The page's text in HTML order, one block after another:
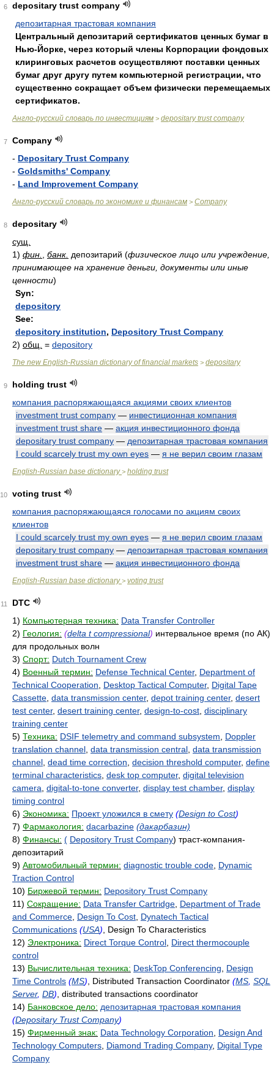
6
depositary trust company
депозитарная трастовая компания
Центральный депозитарий сертификатов ценных бумаг в
Нью-Йорке, через который члены Корпорации фондовых
клиринговых расчетов осуществляют поставки ценных
бумаг друг другу путем компьютерной регистрации, что
существенно сокращает объем физически перемещаемых
сертификатов.
Англо-русский словарь по инвестициям > depositary trust company
7
Company
- Depositary Trust Company
- Goldsmiths' Company
- Land Improvement Company
Англо-русский словарь по экономике и финансам > Company
8
depositary
сущ.
1) фин. банк. депозитарий (физическое лицо или учреждение,
принимающее на хранение деньги, документы или иные
ценности)
Syn:
depository
See:
depository institution, Depository Trust Company
2) общ. = depository
The new English-Russian dictionary of financial markets > depositary
9
holding trust
компания распоряжающаяся акциями своих клиентов
investment trust company — инвестиционная компания
investment trust share — акция инвестиционного фонда
depositary trust company — депозитарная трастовая компания
I could scarcely trust my own eyes — я не верил своим глазам
English-Russian base dictionary> holding trust
10
voting trust
компания распоряжающаяся голосами по акциям своих
клиентов
I could scarcely trust my own eyes — я не верил своим глазам
depositary trust company — депозитарная трастовая компания
investment trust share — акция инвестиционного фонда
English-Russian base dictionary> voting trust
11
DTC
1) Компьютерная техника: Data Transfer Controller
2) Геология: (delta t compressional) интервальное время (по АК)
для продольных волн
3) Спорт: Dutch Tournament Crew
4) Военный термин: Defense Technical Center, Department of
Technical Cooperation
Desktop Tactical Computer, Digital Tape
Cassette data transmission center, depot training center, desert
test center, desert training center, design-to-cost disciplinary
training center
5) Техника: DSIF telemetry and command subsystem
Doppler
translation channel data transmission central data transmission
channel dead time correction decision threshold computer, define
terminal characteristics desk top computer, digital television
camera digital-to-tone converter, display test chamber, display
timing control
6) Экономика: Проект уложился в смету (Design to Cost)
7) Фармакология: dacarbazine (дакарбазин)
8) Финансы: ( Depository Trust Company) траст-компания-
депозитарий
9) Автомобильный термин: diagnostic trouble code Dynamic
Traction Control
10) Биржевой термин: Depository Trust Company
11) Сокращение: Data Transfer Cartridge Department of Trade
and Commerce Design To Cost Dynatech Tactical
Communications (USA) , Design To Characteristics
12) Электроника: Direct Torque Control Direct thermocouple
control
13) Вычислительная техника: DeskTop Conferencing
Design
Time Controls (MS) , Distributed Transaction Coordinator (MS SQL
Server, DB) , distributed transactions coordinator
14) Банковское дело: депозитарная трастовая компания
(Depositary Trust Company)
15) Фирменный знак: Data Technology Corporation
Design And
Technology Computers Diamond Trading Company, Digital Type
Company